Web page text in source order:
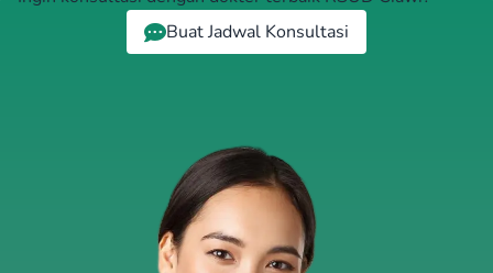
Buat Jadwal Konsultasi